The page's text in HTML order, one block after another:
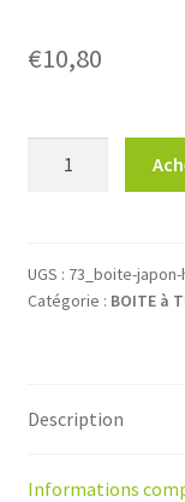
€10,80
thé
japonaise
modèle
UGS : 73_boite-japon-
Catégorie : BOITE à
Description
Informations